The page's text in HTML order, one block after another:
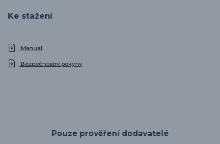
Ke stažení
Manual
Bezpečnostní pokyny
Pouze prověření dodavatelé